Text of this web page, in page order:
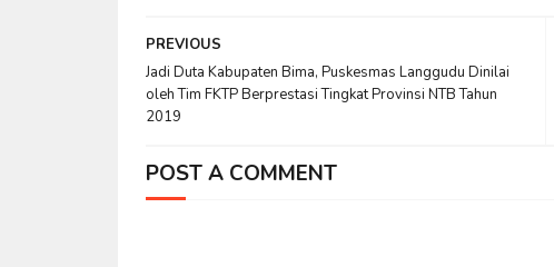
PREVIOUS
Jadi Duta Kabupaten Bima, Puskesmas Langgudu Dinilai
oleh Tim FKTP Berprestasi Tingkat Provinsi NTB Tahun
2019
POST A COMMENT